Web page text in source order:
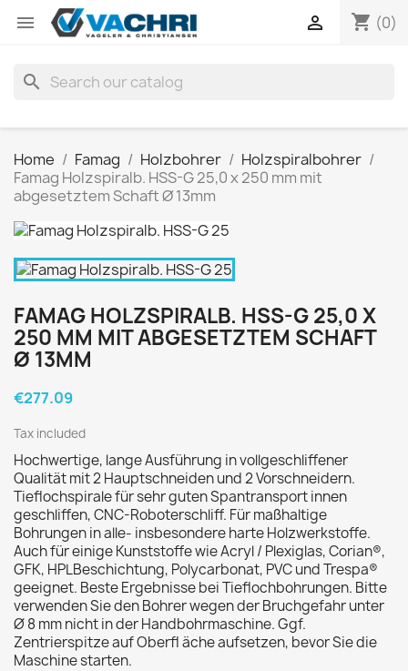
 shopping_cart (0)

search
Home Famag Holzbohrer
Holzspiralbohrer
Famag Holzspiralb. HSS-G 25,0 x 250 mm mit
abgesetztem Schaft Ø 13mm
FAMAG HOLZSPIRALB. HSS-G 25,0 X
250 MM MIT ABGESETZTEM SCHAFT
Ø 13MM
€277.09
Tax included
Hochwertige, lange Ausführung in vollgeschliffener
Qualität mit 2 Hauptschneiden und 2 Vorschneidern.
Tieflochspirale für sehr guten Spantransport innen
geschliffen, CNC-Roboterschliff. Für maßhaltige
Bohrungen in alle- insbesondere harte Holzwerkstoffe.
Auch für einige Kunststoffe wie Acryl / Plexiglas, Corian®,
GFK, HPLBeschichtung, Polycarbonat, PVC und Trespa®
geeignet. Beste Ergebnisse bei Tieflochbohrungen. Bitte
verwenden Sie den Bohrer wegen der Bruchgefahr unter
Ø 8 mm nicht in der Handbohrmaschine. Ggf.
Zentrierspitze auf Oberfl äche aufsetzen, bevor Sie die
Maschine starten.